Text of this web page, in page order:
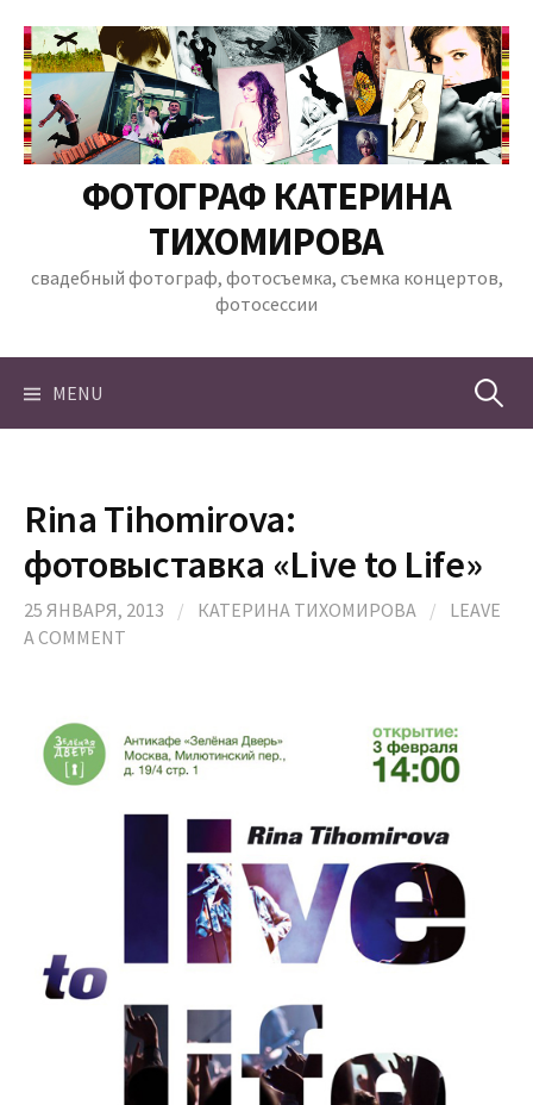
content
ФОТОГРАФ КАТЕРИНА
ТИХОМИРОВА
свадебный фотограф, фотосъемка, съемка концертов,
фотосессии
MENU Найти:
Rina Tihomirova:
фотовыставка «Live to Life»
25 ЯНВАРЯ, 2013 / КАТЕРИНА ТИХОМИРОВА /
LEAVE
A COMMENT